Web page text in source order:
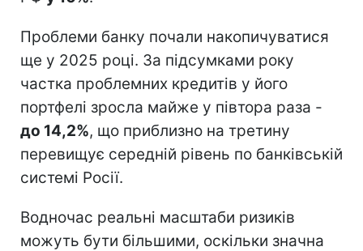
Проблеми банку почали накопичуватися
ще у 2025 році. За підсумками року
частка проблемних кредитів у його
портфелі зросла майже у півтора раза -
до 14,2%, що приблизно на третину
перевищує середній рівень по банківській
системі Росії.
Водночас реальні масштаби ризиків
можуть бути більшими, оскільки значна